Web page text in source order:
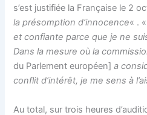
s’est justifiée la Française le 2
la présomption d’innocence« .
et confiante parce que je ne
Dans la mesure où la
du Parlement européen] a
conflit d’intérêt, je me sens à
Au total, sur trois heures